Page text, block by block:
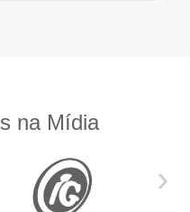
na Mídia
›